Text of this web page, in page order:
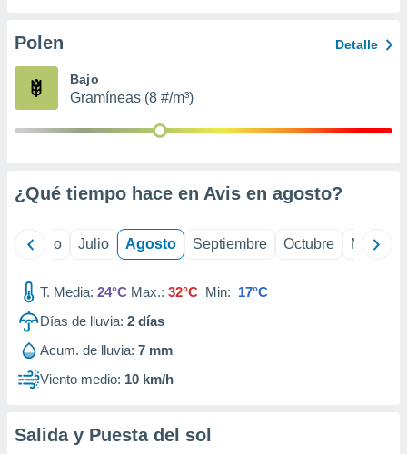
e
mediante
publicidad
publicidad
1199
Polen Detalle
Bajo
Gramíneas (8 #/m³)
¿Qué tiempo hace en Avis en agosto?
Junio Julio Agosto Septiembre Octubre
T. Media: 24°C Max.: 32°C Min: 17°C
Días de lluvia: 2 días
Acum. de lluvia: 7 mm
Viento medio: 10 km/h
Salida y Puesta del sol